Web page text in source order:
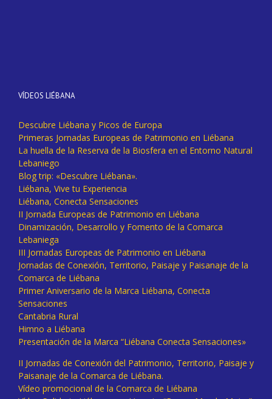
VÍDEOS LIÉBANA
Descubre Liébana y Picos de Europa
Primeras Jornadas Europeas de Patrimonio en Liébana
La huella de la Reserva de la Biosfera en el Entorno Natural
Lebaniego
Blog trip: «Descubre Liébana».
Liébana, Vive tu Experiencia
Liébana, Conecta Sensaciones
II Jornada Europeas de Patrimonio en Liébana
Dinamización, Desarrollo y Fomento de la Comarca
Lebaniega
III Jornadas Europeas de Patrimonio en Liébana
Jornadas de Conexión, Territorio, Paisaje y Paisanaje de la
Comarca de Liébana
Primer Aniversario de la Marca Liébana, Conecta
Sensaciones
Cantabria Rural
Himno a Liébana
Presentación de la Marca “Liébana Conecta Sensaciones»
II Jornadas de Conexión del Patrimonio, Territorio, Paisaje y
Paisanaje de la Comarca de Liébana.
Vídeo promocional de la Comarca de Liébana